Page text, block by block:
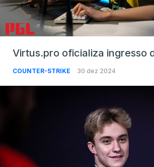
Virtus.pro oficializa ingresso
COUNTER-STRIKE 30 dez 2024